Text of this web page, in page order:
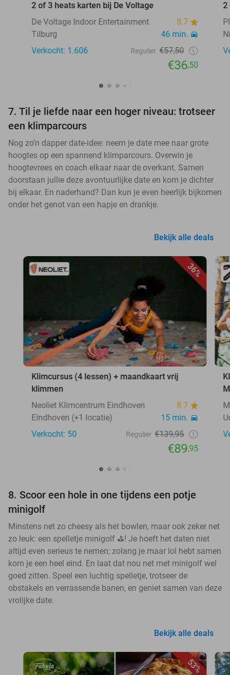
2 of 3 heats karten bij De Voltage
De Voltage Indoor Entertainment
8.7
Tilburg
46 min.
Verkocht: 1.606
Regulier €57,50
€36,50
2
7. Til je liefde naar een hoger niveau: trotseer
een klimparcours
Nog zo’n dapper date-idee: neem je date mee naar grote
hoogtes op een spannend klimparcours. Overwin je
hoogtevrees en coach elkaar naar de overkant. Samen
doorstaan jullie deze avontuurlijke date en kom je dichter
bij elkaar. En naderhand? Dan kun je even heerlijk bijkomen
onder het genot van een hapje en drankje.
Bekijk alle deals
36%
Klimcursus (4 lessen) + maandkaart vrij
klimmen
Neoliet Klimcentrum Eindhoven
8.7
Eindhoven (+1 locatie)
15 min.
Verkocht: 50
Regulier €139,95
€89,95
8. Scoor een hole in one tijdens een potje
minigolf
Minstens net zo cheesy als het bowlen, maar ook zeker net
zo leuk: een spelletje minigolf ⛳! Je hoeft het daten niet
altijd even serieus te nemen; zolang je maar lol hebt samen
kom je een heel eind. En laat dat nou net met minigolf wel
goed zitten. Speel een luchtig spelletje, trotseer de
obstakels en verrassende banen, en geniet samen van deze
vrolijke date.
Bekijk alle deals
53%